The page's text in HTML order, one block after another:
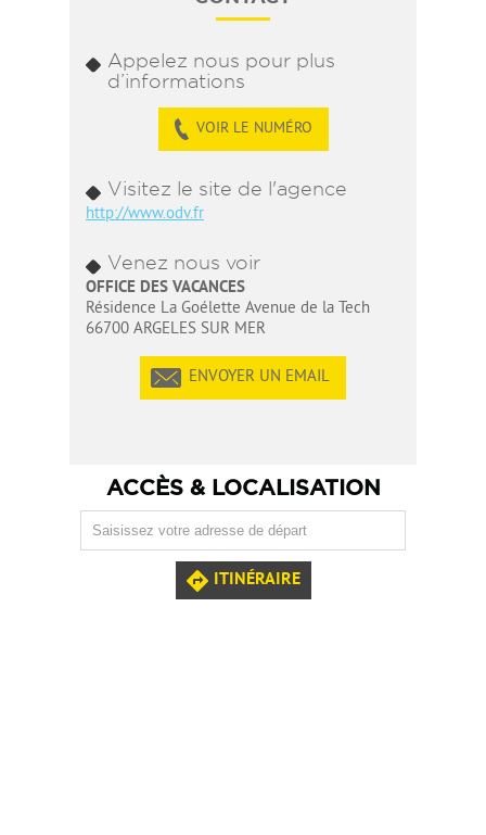
Appelez nous pour plus
d’informations
VOIR LE NUMÉRO
Visitez le site de l'agence
http://www.odv.fr
Venez nous voir
OFFICE DES VACANCES
Résidence La Goélette Avenue de la Tech
66700 ARGELES SUR MER
ENVOYER UN EMAIL
ACCÈS & LOCALISATION